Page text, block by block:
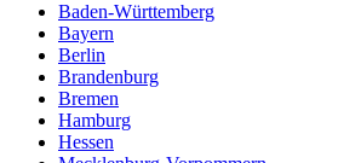
Baden-Württemberg
Bayern
Berlin
Brandenburg
Bremen
Hamburg
Hessen